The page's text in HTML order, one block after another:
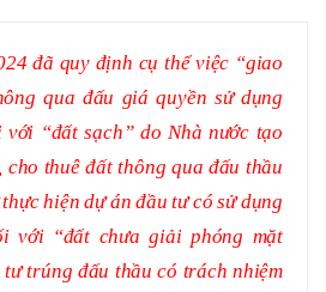
đã quy định cụ thể việc “giao
qua đấu giá quyền sử dụng
“đất sạch” do Nhà nước tạo
thuê đất thông qua đấu thầu
hiện dự án đầu tư có sử dụng
với “đất chưa giải phóng mặt
trúng đấu thầu có trách nhiệm